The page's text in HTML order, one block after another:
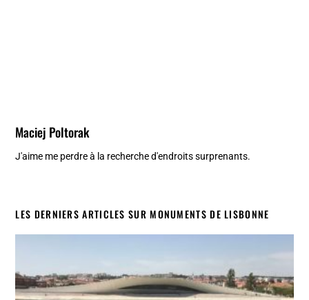
Maciej Poltorak
J'aime me perdre à la recherche d'endroits surprenants.
LES DERNIERS ARTICLES SUR MONUMENTS DE LISBONNE